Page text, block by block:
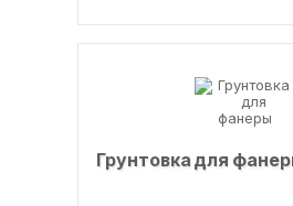
Грунтовка для